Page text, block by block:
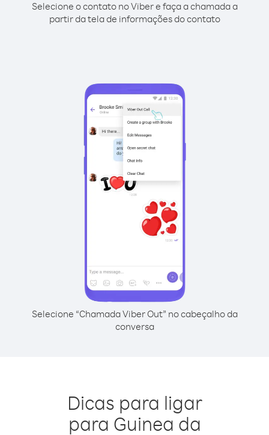
Selecione o contato no Viber e faça a chamada a
partir da tela de informações do contato
Selecione “Chamada Viber Out” no cabeçalho da
conversa
Dicas para ligar
para Guinea da